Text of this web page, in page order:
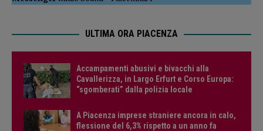
ULTIMA ORA PIACENZA
Accampamenti abusivi e bivacchi alla
Cavallerizza, in Largo Erfurt e Corso Europa:
“sgomberati” dalla polizia locale
A Piacenza imprese straniere ancora in calo,
flessione del 6,3% rispetto a un anno fa